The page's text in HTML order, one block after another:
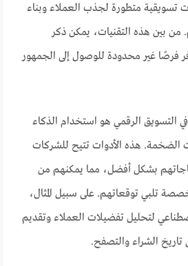
تسويقية متطورة لجذب العملاء وبناء
من بين هذه التقنيات، يمكن ذكر
فرصًا غير محدودة للوصول إلى الجمهور
في التسويق الرقمي هو استخدام الذكاء
الضخمة. هذه الأدوات تتيح للشركات
بشكل أفضل، مما يمكنهم من
تلبي توقعاتهم. على سبيل المثال،
لتحليل تفضيلات العملاء وتقديم
الشراء والتصفح.